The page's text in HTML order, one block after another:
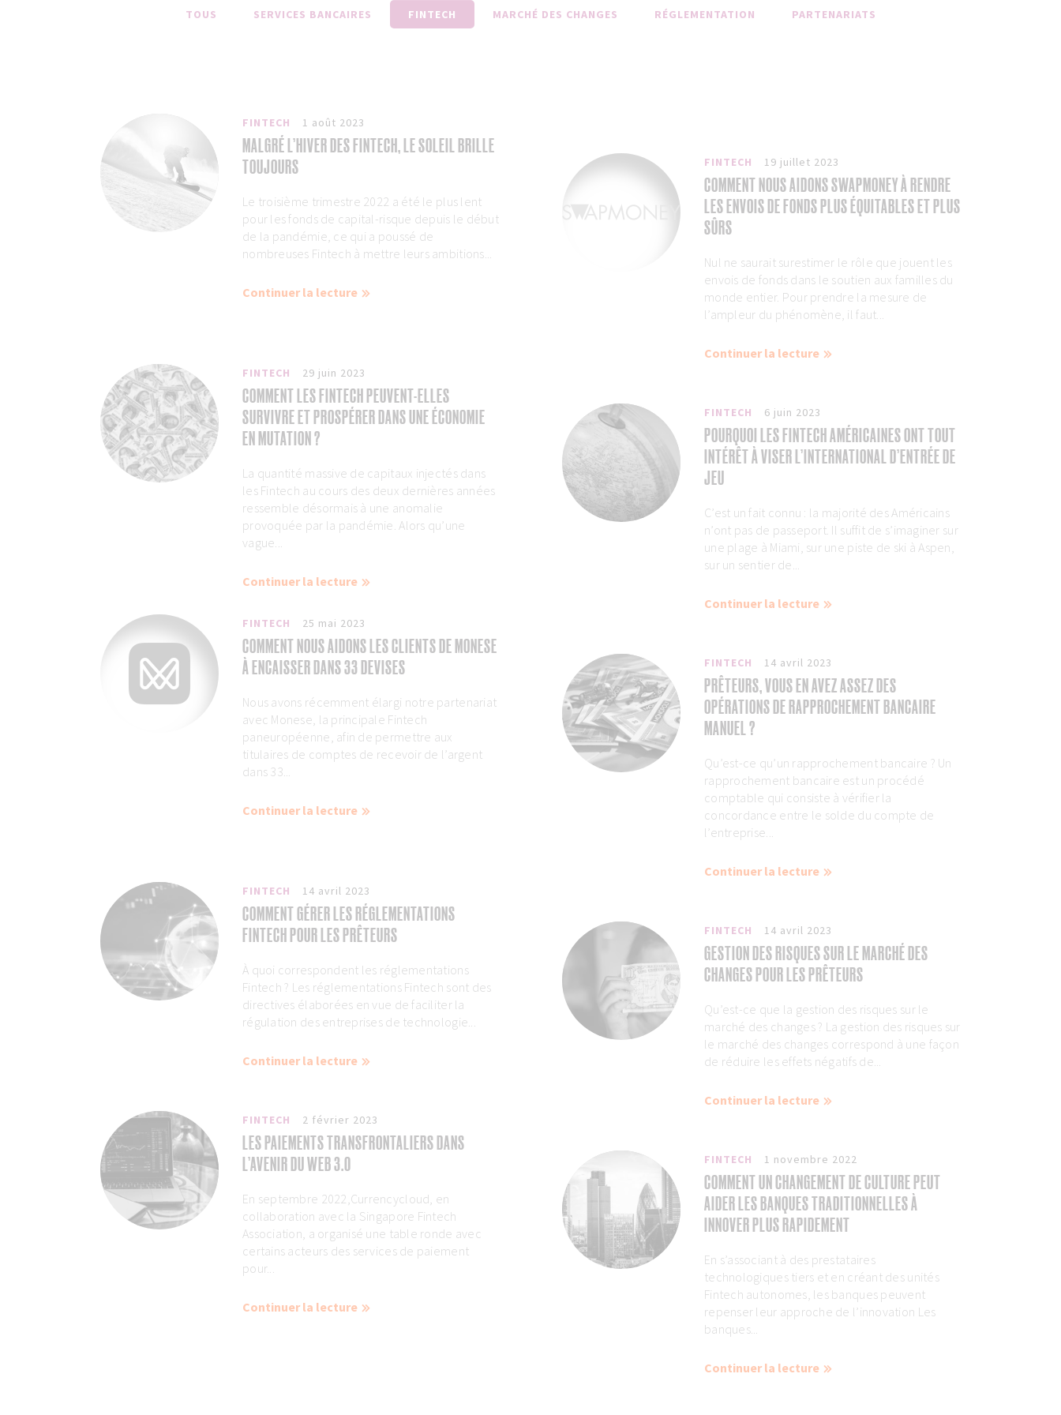
TOUS SERVICES BANCAIRES FINTECH MARCHÉ DES CHANGES RÉGLEMENTATION PARTENARIATS
FINTECH 1 août 2023
MALGRÉ L’HIVER DES FINTECH, LE SOLEIL BRILLE
TOUJOURS
Le troisième trimestre 2022 a été le plus lent
pour les fonds de capital-risque depuis le début
de la pandémie, ce qui a poussé de
nombreuses Fintech à mettre leurs ambitions...
Continuer la lecture
FINTECH 19 juillet 2023
COMMENT NOUS AIDONS SWAPMONEY À RENDRE
LES ENVOIS DE FONDS PLUS ÉQUITABLES ET PLUS
SÛRS
Nul ne saurait surestimer le rôle que jouent les
envois de fonds dans le soutien aux familles du
monde entier. Pour prendre la mesure de
l’ampleur du phénomène, il faut...
Continuer la lecture
FINTECH 29 juin 2023
COMMENT LES FINTECH PEUVENT-ELLES
SURVIVRE ET PROSPÉRER DANS UNE ÉCONOMIE
EN MUTATION ?
La quantité massive de capitaux injectés dans
les Fintech au cours des deux dernières années
ressemble désormais à une anomalie
provoquée par la pandémie. Alors qu’une
vague...
Continuer la lecture
FINTECH 6 juin 2023
POURQUOI LES FINTECH AMÉRICAINES ONT TOUT
INTÉRÊT À VISER L’INTERNATIONAL D’ENTRÉE DE
JEU
C’est un fait connu : la majorité des Américains
n’ont pas de passeport. Il suffit de s’imaginer sur
une plage à Miami, sur une piste de ski à Aspen,
sur un sentier de...
Continuer la lecture
FINTECH 25 mai 2023
COMMENT NOUS AIDONS LES CLIENTS DE MONESE
À ENCAISSER DANS 33 DEVISES
Nous avons récemment élargi notre partenariat
avec Monese, la principale Fintech
paneuropéenne, afin de permettre aux
titulaires de comptes de recevoir de l’argent
dans 33...
Continuer la lecture
FINTECH 14 avril 2023
PRÊTEURS, VOUS EN AVEZ ASSEZ DES
OPÉRATIONS DE RAPPROCHEMENT BANCAIRE
MANUEL ?
Qu’est-ce qu’un rapprochement bancaire ? Un
rapprochement bancaire est un procédé
comptable qui consiste à vérifier la
concordance entre le solde du compte de
l’entreprise...
Continuer la lecture
FINTECH 14 avril 2023
COMMENT GÉRER LES RÉGLEMENTATIONS
FINTECH POUR LES PRÊTEURS
À quoi correspondent les réglementations
Fintech ? Les réglementations Fintech sont des
directives élaborées en vue de faciliter la
régulation des entreprises de technologie...
Continuer la lecture
FINTECH 14 avril 2023
GESTION DES RISQUES SUR LE MARCHÉ DES
CHANGES POUR LES PRÊTEURS
Qu’est-ce que la gestion des risques sur le
marché des changes ? La gestion des risques sur
le marché des changes correspond à une façon
de réduire les effets négatifs de...
Continuer la lecture
FINTECH 2 février 2023
LES PAIEMENTS TRANSFRONTALIERS DANS
L’AVENIR DU WEB 3.0
En septembre 2022,Currencycloud, en
collaboration avec la Singapore Fintech
Association, a organisé une table ronde avec
certains acteurs des services de paiement
pour...
Continuer la lecture
FINTECH 1 novembre 2022
COMMENT UN CHANGEMENT DE CULTURE PEUT
AIDER LES BANQUES TRADITIONNELLES À
INNOVER PLUS RAPIDEMENT
En s’associant à des prestataires
technologiques tiers et en créant des unités
Fintech autonomes, les banques peuvent
repenser leur approche de l’innovation Les
banques...
Continuer la lecture